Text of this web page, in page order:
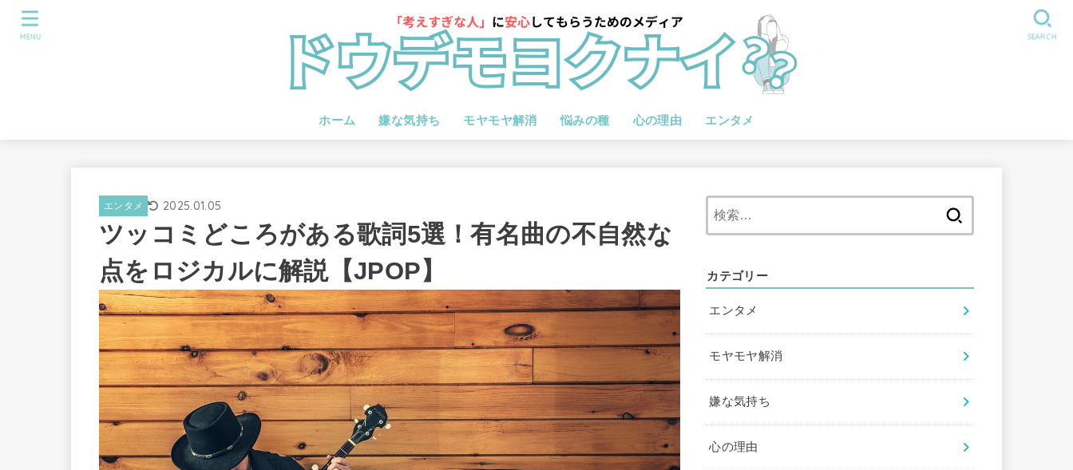
ホーム 嫌な気持ち モヤモヤ解消 悩みの種 心の理由 エンタメ
SEARCH
MENU
エンタメ 2025.01.05
ツッコミどころがある歌詞5選！有名曲の不自然な
点をロジカルに解説【JPOP】
カテゴリー
エンタメ
モヤモヤ解消
嫌な気持ち
心の理由